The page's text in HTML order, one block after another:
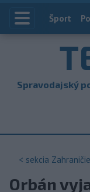
Index
Šport
Spravodajský
< sekcia Zahraničie
Orbán